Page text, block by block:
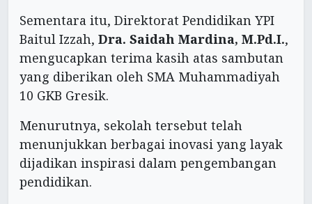
Sementara itu, Direktorat Pendidikan YPI
Baitul Izzah, Dra. Saidah Mardina, M.Pd.I.,
mengucapkan terima kasih atas sambutan
yang diberikan oleh SMA Muhammadiyah
10 GKB Gresik.
Menurutnya, sekolah tersebut telah
menunjukkan berbagai inovasi yang layak
dijadikan inspirasi dalam pengembangan
pendidikan.